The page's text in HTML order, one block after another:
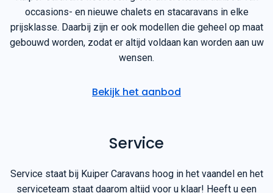
Kuiper Caravans heeft een grote diversiteit in aanbod van
occasions- en nieuwe chalets en stacaravans in elke
prijsklasse. Daarbij zijn er ook modellen die geheel op maat
gebouwd worden, zodat er altijd voldaan kan worden aan uw
Service
Service staat bij Kuiper Caravans hoog in het vaandel en het